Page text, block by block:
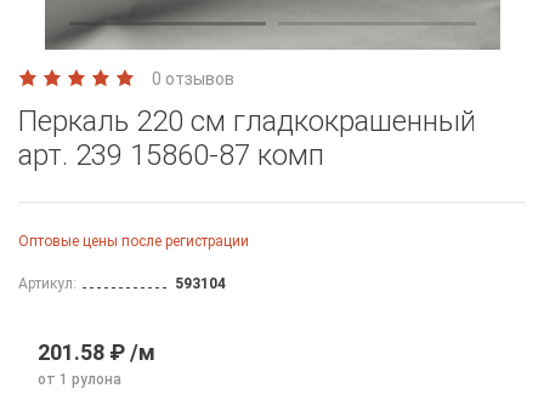
0 отзывов
Перкаль 220 см гладкокрашенный
арт. 239 15860-87 комп
Оптовые цены после регистрации
Артикул: 593104
201.58 ₽ /м
от 1 рулона